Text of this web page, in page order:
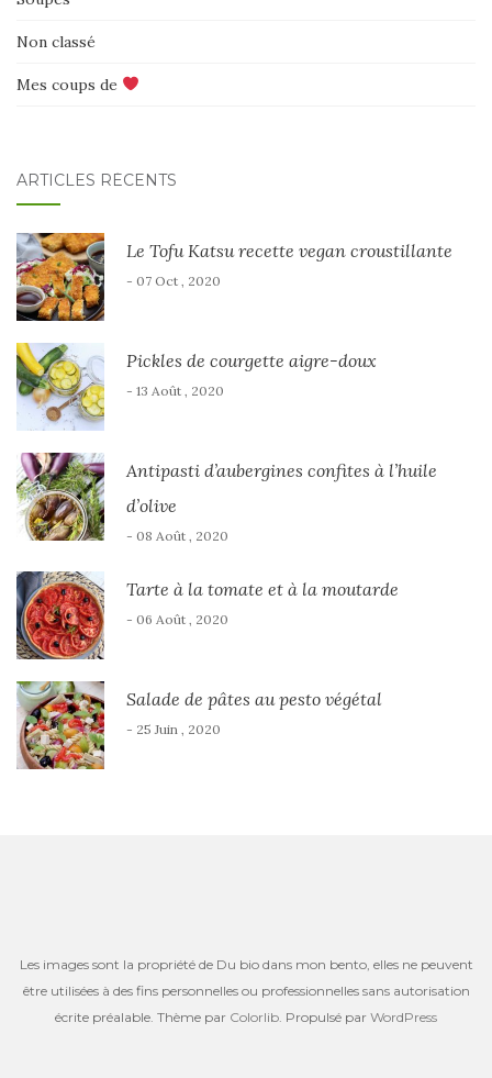
Non classé
Mes coups de
ARTICLES RÉCENTS
Le Tofu Katsu recette vegan croustillante
- 07 Oct , 2020
Pickles de courgette aigre-doux
- 13 Août , 2020
Antipasti d’aubergines confites à l’huile
d’olive
- 08 Août , 2020
Tarte à la tomate et à la moutarde
- 06 Août , 2020
Salade de pâtes au pesto végétal
- 25 Juin , 2020
Les images sont la propriété de Du bio dans mon bento, elles ne peuvent
être utilisées à des fins personnelles ou professionnelles sans autorisation
écrite préalable. Thème par Colorlib . Propulsé par WordPress